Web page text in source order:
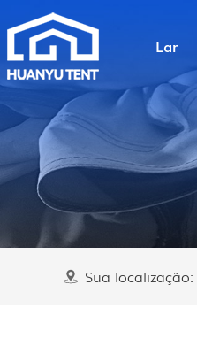
Lar
Sua localização: